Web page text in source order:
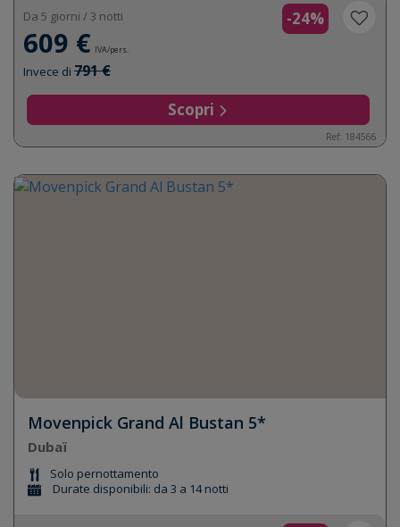
-24%
Da 5 giorni / 3 notti
609 € IVA/pers.
Invece di 791 €
Scopri
Ref: 184566
Movenpick Grand Al Bustan 5*
Dubaï
Solo pernottamento
Durate disponibili: da 3 a 14 notti